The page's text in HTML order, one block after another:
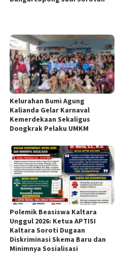
Kelurahan Bumi Agung
Kalianda Gelar Karnaval
Kemerdekaan Sekaligus
Dongkrak Pelaku UMKM
Polemik Beasiswa Kaltara
Unggul 2026: Ketua APTISI
Kaltara Soroti Dugaan
Diskriminasi Skema Baru dan
Minimnya Sosialisasi